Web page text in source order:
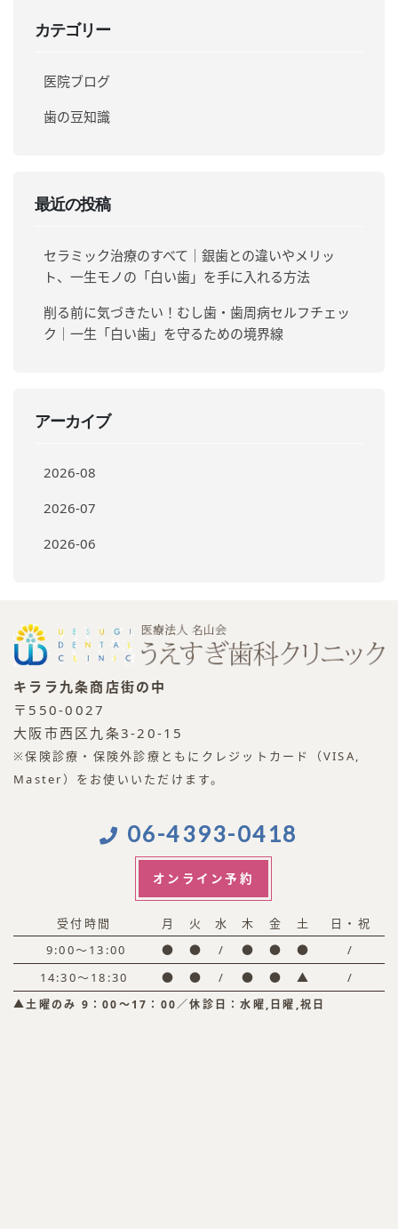
カテゴリー
医院ブログ
歯の豆知識
最近の投稿
セラミック治療のすべて｜銀歯との違いやメリッ
ト、一生モノの「白い歯」を手に入れる方法
削る前に気づきたい！むし歯・歯周病セルフチェッ
ク｜一生「白い歯」を守るための境界線
アーカイブ
2026-08
2026-07
2026-06
キララ九条商店街の中
〒550-0027
大阪市西区九条3-20-15
※保険診療・保険外診療ともにクレジットカード（VISA,
Master）をお使いいただけます。
06-4393-0418
オンライン予約
受付時間 月 火 水 木 金 土
日・祝
9:00〜13:00
● ● / ● ● ●
/
14:30〜18:30
● ● / ● ● ▲ /
▲土曜のみ 9：00〜17：00／休診日：水曜,日曜,祝日